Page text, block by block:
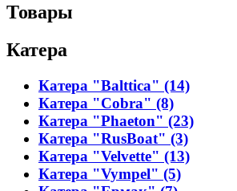
Товары
Катера
Катера "Balttica" (14)
Катера "Cobra" (8)
Катера "Phaeton" (23)
Катера "RusBoat" (3)
Катера "Velvette" (13)
Катера "Vympel" (5)